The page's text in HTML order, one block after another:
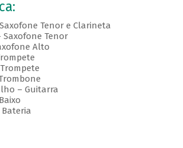
Tenor e Clarineta
Tenor
Alto
– Guitarra